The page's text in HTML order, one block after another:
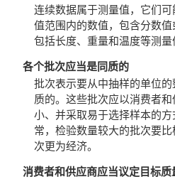
连续数据属于测量值，它们
值范围内的数值，包含分数
包括长度、重量和温度等测量
各个批次应当是同质的
批次表示要从中抽样的单位
质的。这些批次应以消费者
小、并采取易于选择样本的
常，检验数量较大的批次要
次更为经济。
消费者和供应商应当议定目标质